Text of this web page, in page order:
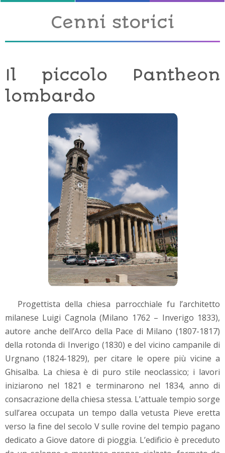
Cenni storici
Il piccolo Pantheon
lombardo
Progettista della chiesa parrocchiale fu l’architetto
milanese Luigi Cagnola (Milano 1762 – Inverigo 1833),
autore anche dell’Arco della Pace di Milano (1807-1817)
della rotonda di Inverigo (1830) e del vicino campanile di
Urgnano (1824-1829), per citare le opere più vicine a
Ghisalba. La chiesa è di puro stile neoclassico; i lavori
iniziarono nel 1821 e terminarono nel 1834, anno di
consacrazione della chiesa stessa. L’attuale tempio sorge
sull’area occupata un tempo dalla vetusta Pieve eretta
verso la fine del secolo V sulle rovine del tempio pagano
dedicato a Giove datore di pioggia. L’edificio è preceduto